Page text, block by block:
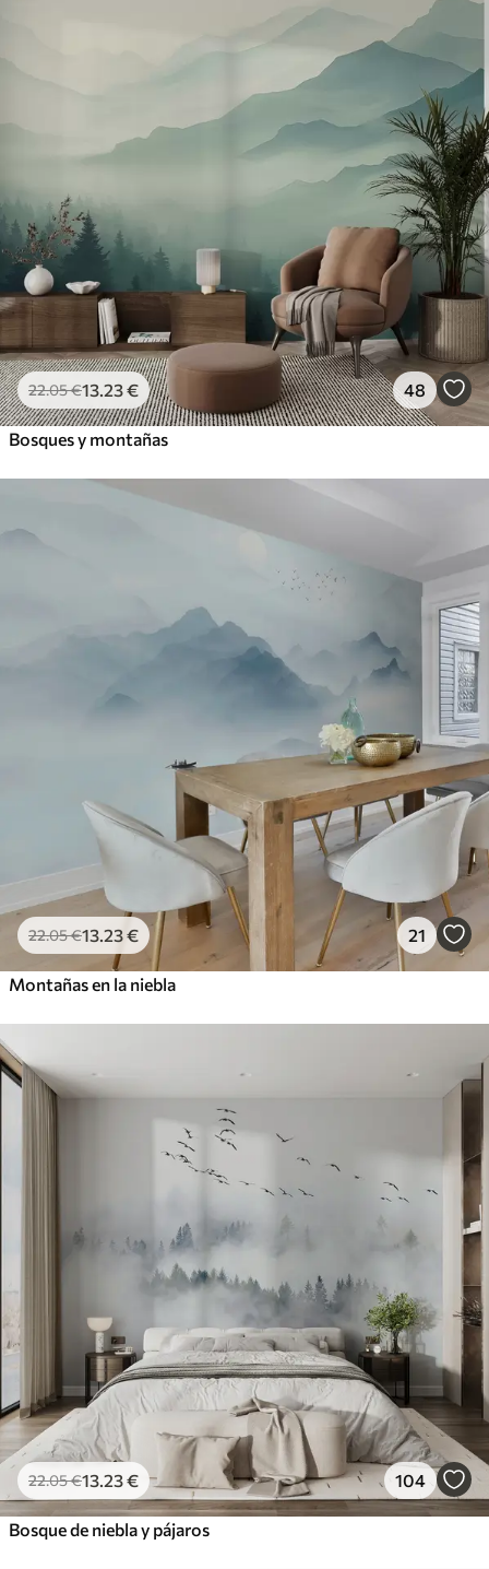
22.05€13.23€ 48
Bosques y montañas
22.05€13.23€ 21
Montañas en la niebla
22.05€13.23€ 104
Bosque de niebla y pájaros